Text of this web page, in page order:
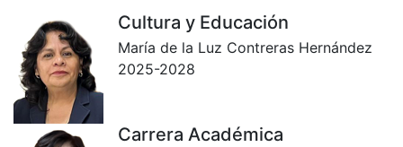
Cultura y Educación
María de la Luz Contreras Hernández
2025-2028
Carrera Académica